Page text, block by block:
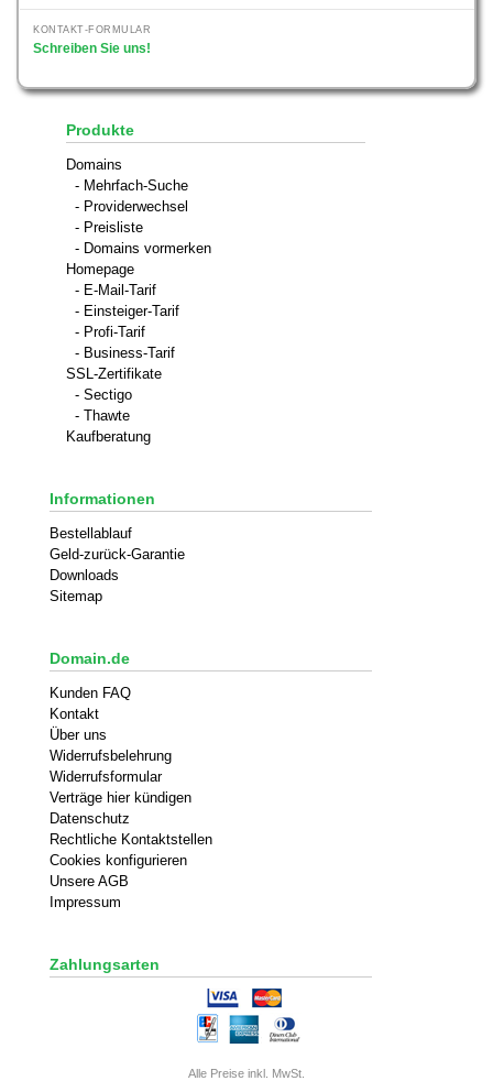
KONTAKT-FORMULAR
Schreiben Sie uns!
Produkte
Domains
- Mehrfach-Suche
- Providerwechsel
- Preisliste
- Domains vormerken
Homepage
- E-Mail-Tarif
- Einsteiger-Tarif
- Profi-Tarif
- Business-Tarif
SSL-Zertifikate
- Sectigo
- Thawte
Kaufberatung
Informationen
Bestellablauf
Geld-zurück-Garantie
Downloads
Sitemap
Domain.de
Kunden FAQ
Kontakt
Über uns
Widerrufsbelehrung
Widerrufsformular
Verträge hier kündigen
Datenschutz
Rechtliche Kontaktstellen
Cookies konfigurieren
Unsere AGB
Impressum
Zahlungsarten
Alle Preise inkl. MwSt.